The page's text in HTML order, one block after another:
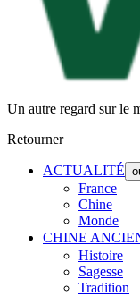
Un autre regard sur le
Retourner
ACTUALITÉ
France
Chine
Monde
CHINE
Histoire
Sagesse
Tradition